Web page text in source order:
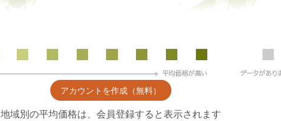
アカウントを作成（無料）
地域別の平均価格は、会員登録すると表示されます